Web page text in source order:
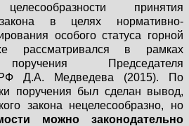
принятия
в целях нормативно-
особого статуса горной
рассматривался в рамках
Председателя
РФ Д.А. Медведева (2015). По
поручения был сделан вывод,
закона нецелесообразно, но
можно законодательно